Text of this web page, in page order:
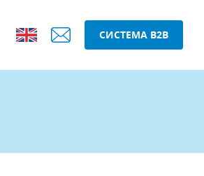
СИСТЕМА B2B